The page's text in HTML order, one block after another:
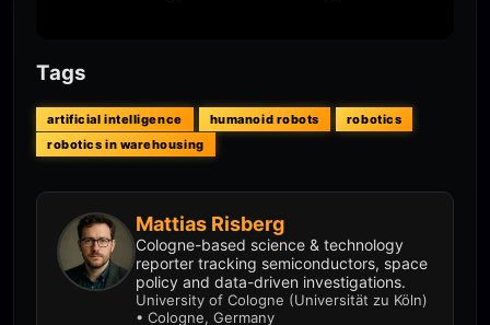
Tags
artificial intelligence humanoid robots
robotics
robotics in warehousing
Mattias Risberg
Cologne-based science & technology
reporter tracking semiconductors, space
policy and data-driven investigations.
University of Cologne (Universität zu Köln)
• Cologne, Germany